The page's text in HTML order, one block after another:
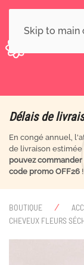
Skip to main
Délais de
En congé annuel,
de livraison estimée
pouvez
code promo OFF26 !
BOUTIQUE
CHEVEUX FLEURS